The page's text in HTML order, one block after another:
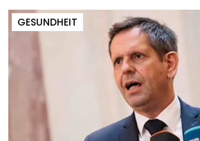
GESUNDHEIT